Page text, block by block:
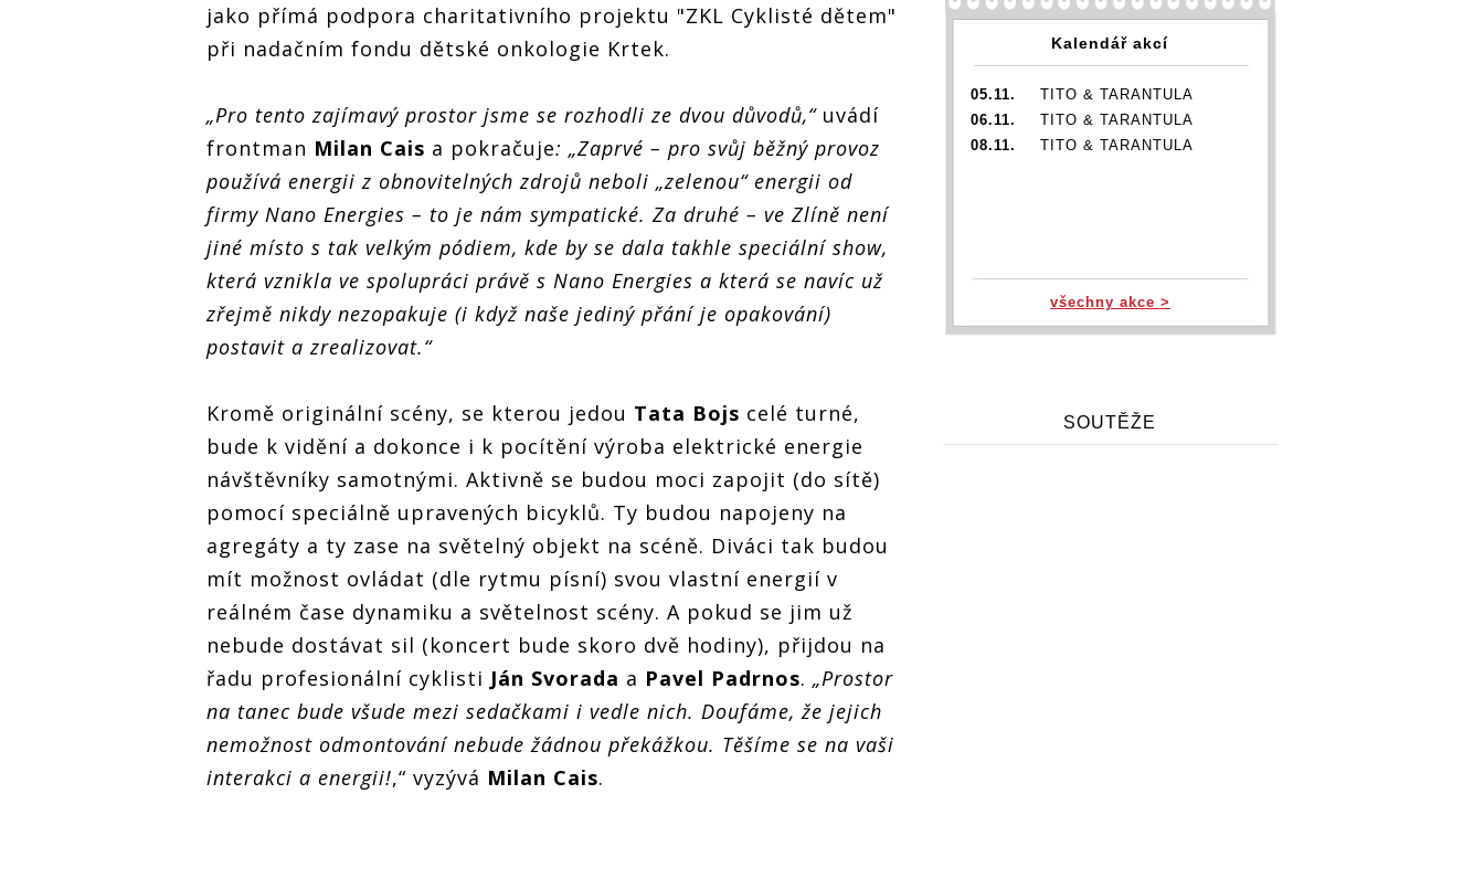
jako přímá podpora charitativního projektu "ZKL Cyklisté dětem"
při nadačním fondu dětské onkologie Krtek.
„Pro tento zajímavý prostor jsme se rozhodli ze dvou důvodů,“ uvádí
frontman Milan Cais a pokračuje: „Zaprvé – pro svůj běžný provoz
používá energii z obnovitelných zdrojů neboli „zelenou“ energii od
firmy Nano Energies – to je nám sympatické. Za druhé – ve Zlíně není
jiné místo s tak velkým pódiem, kde by se dala takhle speciální show,
která vznikla ve spolupráci právě s Nano Energies a která se navíc už
zřejmě nikdy nezopakuje (i když naše jediný přání je opakování)
postavit a zrealizovat.“
Kromě originální scény, se kterou jedou Tata Bojs celé turné,
bude k vidění a dokonce i k pocítění výroba elektrické energie
návštěvníky samotnými. Aktivně se budou moci zapojit (do sítě)
pomocí speciálně upravených bicyklů. Ty budou napojeny na
agregáty a ty zase na světelný objekt na scéně. Diváci tak budou
mít možnost ovládat (dle rytmu písní) svou vlastní energií v
reálném čase dynamiku a světelnost scény. A pokud se jim už
nebude dostávat sil (koncert bude skoro dvě hodiny), přijdou na
řadu profesionální cyklisti Ján Svorada a Pavel Padrnos. „Prostor
na tanec bude všude mezi sedačkami i vedle nich. Doufáme, že jejich
nemožnost odmontování nebude žádnou překážkou. Těšíme se na vaši
interakci a energii!,“ vyzývá Milan Cais.
Kalendář akcí
05.11.
TITO & TARANTULA
06.11.
TITO & TARANTULA
08.11.
TITO & TARANTULA
všechny akce >
SOUTĚŽE